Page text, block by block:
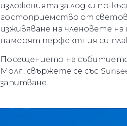
изложенията за лодки по-
гостоприемство от
изживяване на членовете
намерят перфектния си
Посещението на събитието
Моля, свържете се със
запитване.